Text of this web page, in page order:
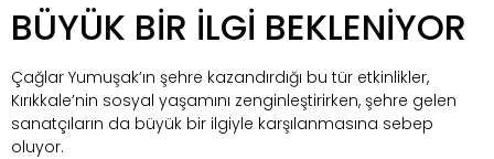
BÜYÜK BİR İLGİ BEKLENİYOR
Çağlar Yumuşak’ın şehre kazandırdığı bu tür etkinlikler,
Kırıkkale’nin sosyal yaşamını zenginleştirirken, şehre gelen
sanatçıların da büyük bir ilgiyle karşılanmasına sebep
oluyor.